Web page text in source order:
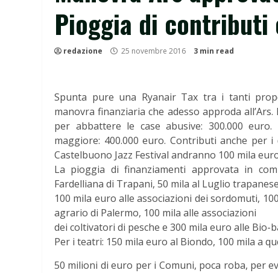
Pioggia di contributi
redazione 25 novembre 2016 3 min read
Spunta pure una Ryanair Tax tra i tanti
manovra finanziaria che adesso approda
per abbattere le case abusive: 300.000
maggiore: 400.000 euro. Contributi anche per
Castelbuono Jazz Festival andranno 100 mila
La pioggia di finanziamenti approvata in
Fardelliana di Trapani, 50 mila al Luglio
100 mila euro alle associazioni dei sordomuti,
agrario di Palermo, 100 mila alle associazioni
dei coltivatori di pesche e 300 mila euro alle Bio-
Per i teatri: 150 mila euro al Biondo, 100 mila a
50 milioni di euro per i Comuni, poca roba, per